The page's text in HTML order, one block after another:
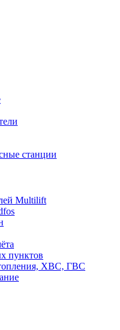
станции
Multilift
пунктов
ХВС, ГВС